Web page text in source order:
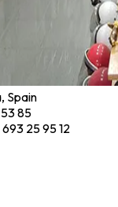
Spain
85
25 95 12